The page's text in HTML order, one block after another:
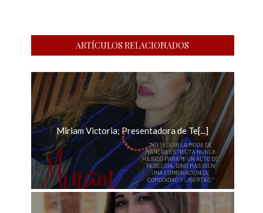
ARTÍCULOS RELACIONADOS
Miriam Victoria; Presentadora de Te[...]